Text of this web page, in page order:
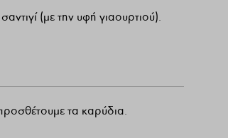
(με την υφή γιαουρτιού).
τα καρύδια.